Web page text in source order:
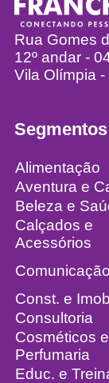
Rua Gomes
12º andar -
Vila Olímpia
Segmentos
Alimentação
Aventura e
Beleza e
Calçados e
Acessórios
Comunicação
Const. e
Consultoria
Cosméticos e
Perfumaria
Educ. e